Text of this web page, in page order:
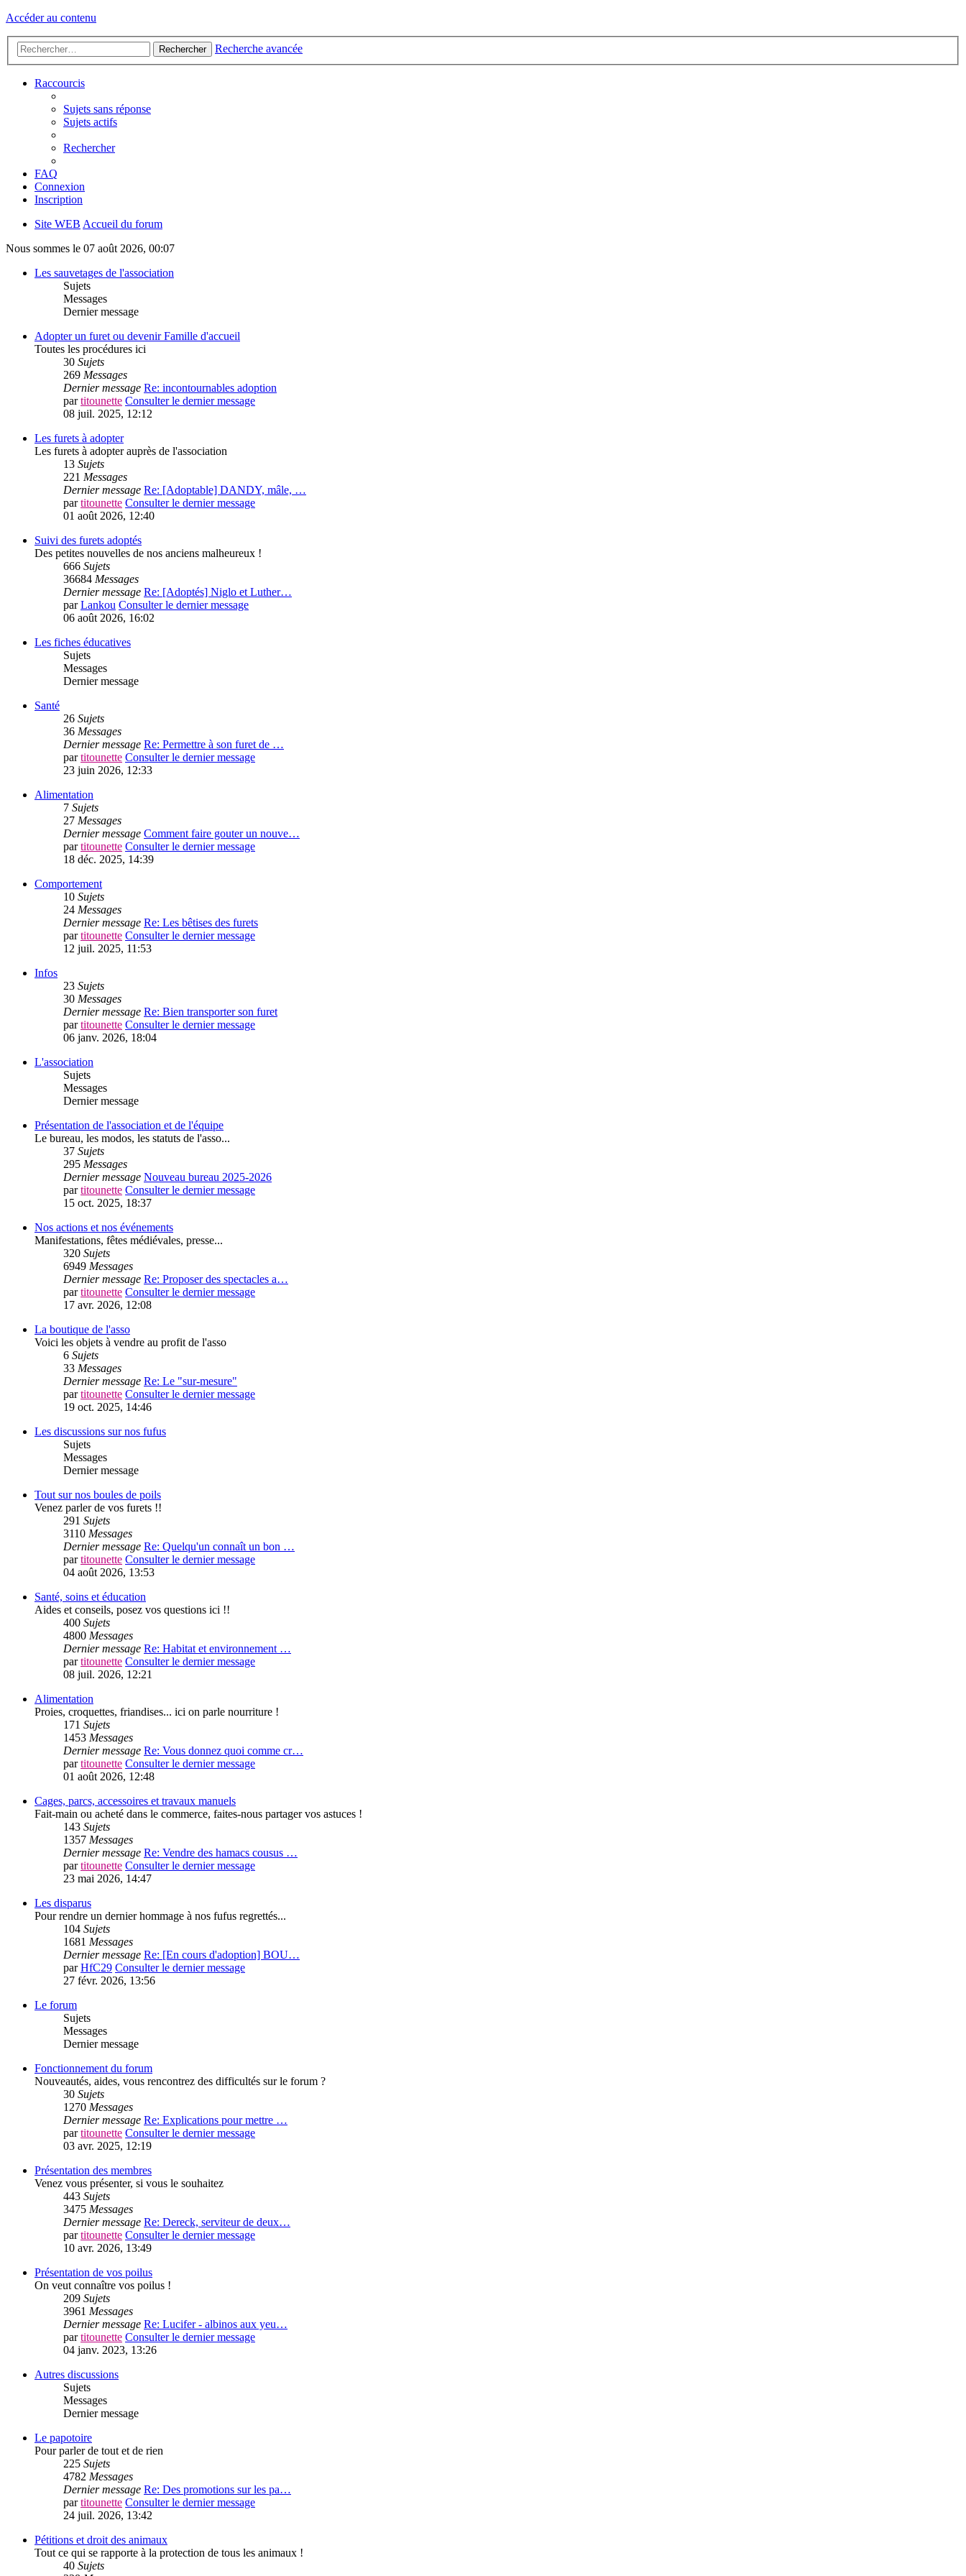
Accéder au contenu
Rechercher Recherche avancée
Raccourcis
Sujets sans réponse
Sujets actifs
Rechercher
FAQ
Connexion
Inscription
Site WEB Accueil du forum
Nous sommes le 07 août 2026, 00:07
Les sauvetages de l'association
Sujets
Messages
Dernier message
Adopter un furet ou devenir Famille d'accueil
Toutes les procédures ici
30 Sujets
269 Messages
Dernier message Re: incontournables adoption
partitounette Consulter le dernier message
08 juil. 2025, 12:12
Les furets à adopter
Les furets à adopter auprès de l'association
13 Sujets
221 Messages
Dernier message Re: [Adoptable] DANDY, mâle, …
partitounette Consulter le dernier message
01 août 2026, 12:40
Suivi des furets adoptés
Des petites nouvelles de nos anciens malheureux !
666 Sujets
36684 Messages
Dernier message Re: [Adoptés] Niglo et Luther…
parLankou Consulter le dernier message
06 août 2026, 16:02
Les fiches éducatives
Sujets
Messages
Dernier message
Santé
26 Sujets
36 Messages
Dernier message Re: Permettre à son furet de …
partitounette Consulter le dernier message
23 juin 2026, 12:33
Alimentation
7 Sujets
27 Messages
Dernier message Comment faire gouter un nouve…
partitounette Consulter le dernier message
18 déc. 2025, 14:39
Comportement
10 Sujets
24 Messages
Dernier message Re: Les bêtises des furets
partitounette Consulter le dernier message
12 juil. 2025, 11:53
Infos
23 Sujets
30 Messages
Dernier message Re: Bien transporter son furet
partitounette Consulter le dernier message
06 janv. 2026, 18:04
L'association
Sujets
Messages
Dernier message
Présentation de l'association et de l'équipe
Le bureau, les modos, les statuts de l'asso...
37 Sujets
295 Messages
Dernier message Nouveau bureau 2025-2026
partitounette Consulter le dernier message
15 oct. 2025, 18:37
Nos actions et nos événements
Manifestations, fêtes médiévales, presse...
320 Sujets
6949 Messages
Dernier message Re: Proposer des spectacles a…
partitounette Consulter le dernier message
17 avr. 2026, 12:08
La boutique de l'asso
Voici les objets à vendre au profit de l'asso
6 Sujets
33 Messages
Dernier message Re: Le "sur-mesure"
partitounette Consulter le dernier message
19 oct. 2025, 14:46
Les discussions sur nos fufus
Sujets
Messages
Dernier message
Tout sur nos boules de poils
Venez parler de vos furets !!
291 Sujets
3110 Messages
Dernier message Re: Quelqu'un connaît un bon …
partitounette Consulter le dernier message
04 août 2026, 13:53
Santé, soins et éducation
Aides et conseils, posez vos questions ici !!
400 Sujets
4800 Messages
Dernier message Re: Habitat et environnement …
partitounette Consulter le dernier message
08 juil. 2026, 12:21
Alimentation
Proies, croquettes, friandises... ici on parle nourriture !
171 Sujets
1453 Messages
Dernier message Re: Vous donnez quoi comme cr…
partitounette Consulter le dernier message
01 août 2026, 12:48
Cages, parcs, accessoires et travaux manuels
Fait-main ou acheté dans le commerce, faites-nous partager vos astuces !
143 Sujets
1357 Messages
Dernier message Re: Vendre des hamacs cousus …
partitounette Consulter le dernier message
23 mai 2026, 14:47
Les disparus
Pour rendre un dernier hommage à nos fufus regrettés...
104 Sujets
1681 Messages
Dernier message Re: [En cours d'adoption] BOU…
parHfC29 Consulter le dernier message
27 févr. 2026, 13:56
Le forum
Sujets
Messages
Dernier message
Fonctionnement du forum
Nouveautés, aides, vous rencontrez des difficultés sur le forum ?
30 Sujets
1270 Messages
Dernier message Re: Explications pour mettre …
partitounette Consulter le dernier message
03 avr. 2025, 12:19
Présentation des membres
Venez vous présenter, si vous le souhaitez
443 Sujets
3475 Messages
Dernier message Re: Dereck, serviteur de deux…
partitounette Consulter le dernier message
10 avr. 2026, 13:49
Présentation de vos poilus
On veut connaître vos poilus !
209 Sujets
3961 Messages
Dernier message Re: Lucifer - albinos aux yeu…
partitounette Consulter le dernier message
04 janv. 2023, 13:26
Autres discussions
Sujets
Messages
Dernier message
Le papotoire
Pour parler de tout et de rien
225 Sujets
4782 Messages
Dernier message Re: Des promotions sur les pa…
partitounette Consulter le dernier message
24 juil. 2026, 13:42
Pétitions et droit des animaux
Tout ce qui se rapporte à la protection de tous les animaux !
40 Sujets